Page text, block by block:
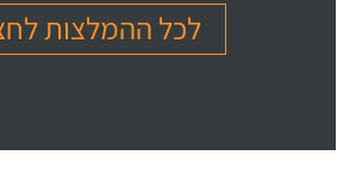
לחץ לצפייה לחץ לצפייה
ציון 97 ציון 97
לכל ההמלצות